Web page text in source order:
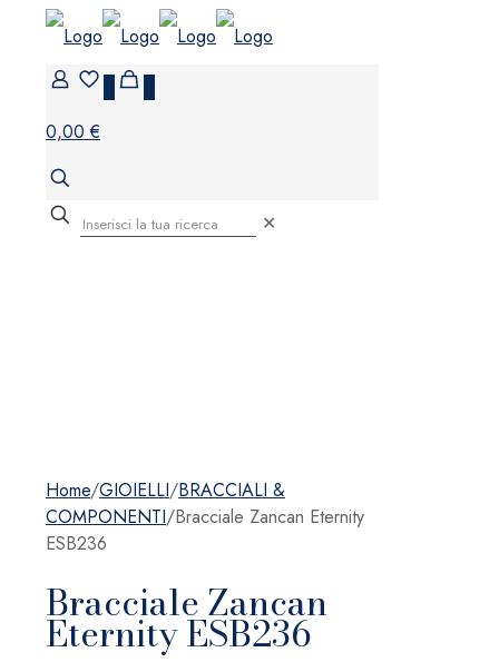
0,00 €
✕
Home/GIOIELLI/BRACCIALI &
COMPONENTI/Bracciale Zancan Eternity
ESB236
Bracciale Zancan
Eternity ESB236